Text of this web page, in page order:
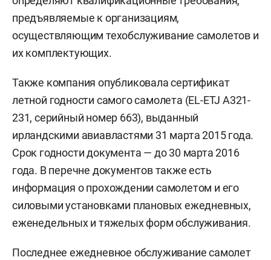
предъявляемые к организациям,
осуществляющим техобслуживание самолетов и
их комплектующих.
Также компания опубликовала сертификат
летной годности самого самолета (EL-ETJ А321-
231, серийный номер 663), выданный
ирландскими авиавластями 31 марта 2015 года.
Срок годности документа — до 30 марта 2016
года. В перечне документов также есть
информация о прохождении самолетом и его
силовыми установками плановых ежедневных,
еженедельных и тяжелых форм обслуживания.
Последнее ежедневное обслуживание самолет